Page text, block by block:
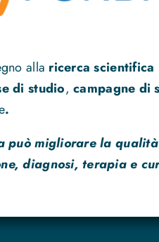
alla ricerca scientifica
di studio,campagne di
.
può migliorare la
diagnosi, terapia e